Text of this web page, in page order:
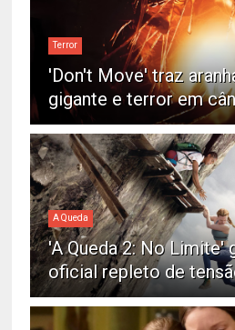
Terror
'Don't Move' traz
gigante e terror em
A Queda
'A Queda 2: No Limite'
oficial repleto de